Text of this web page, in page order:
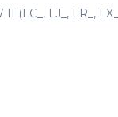
(LC_, LJ_, LR_,